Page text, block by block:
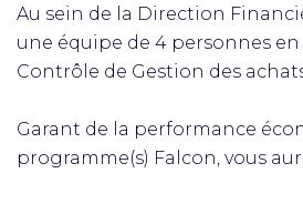
Au sein de la Direction
une équipe de 4 personnes
Contrôle de Gestion des
Garant de la performance
programme(s) Falcon, vous